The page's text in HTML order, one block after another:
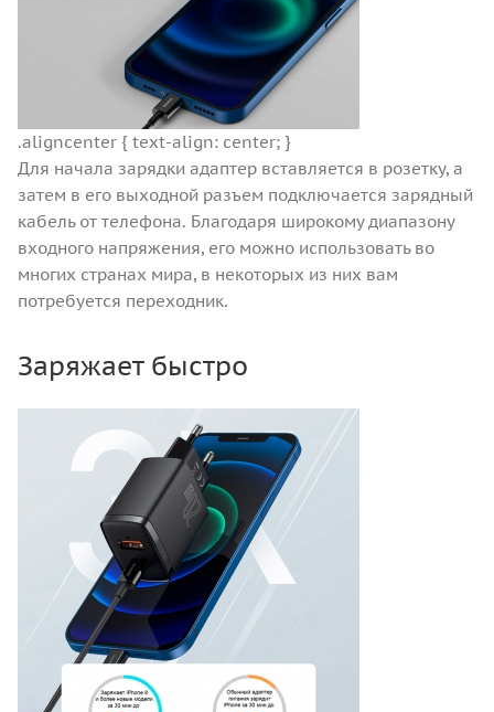
.aligncenter { text-align: center; }
Для начала зарядки адаптер вставляется в розетку, а
затем в его выходной разъем подключается зарядный
кабель от телефона. Благодаря широкому диапазону
входного напряжения, его можно использовать во
многих странах мира, в некоторых из них вам
потребуется переходник.
Заряжает быстро